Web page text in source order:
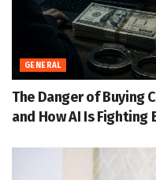
GENERAL
The Danger of Buying
and How AI Is Fighting